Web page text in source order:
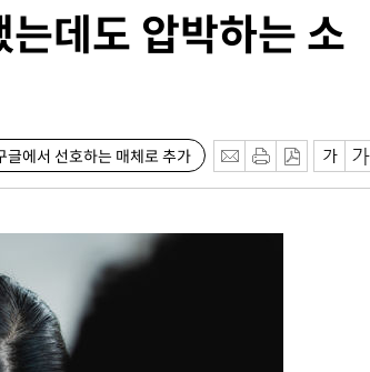
데도 압박하는 소
글에서 선호하는 매체로 추가